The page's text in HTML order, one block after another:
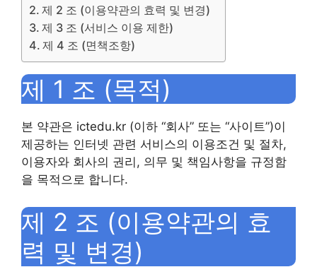
제 2 조 (이용약관의 효력 및 변경)
제 3 조 (서비스 이용 제한)
제 4 조 (면책조항)
제 1 조 (목적)
본 약관은 ictedu.kr (이하 “회사” 또는 “사이트”)이
제공하는 인터넷 관련 서비스의 이용조건 및 절차,
이용자와 회사의 권리, 의무 및 책임사항을 규정함
을 목적으로 합니다.
제 2 조 (이용약관의 효
력 및 변경)